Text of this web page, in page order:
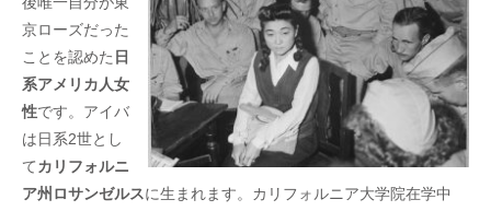
京ローズだった
ことを認めた 日
系アメリカ人女
性です。アイバ
は日系2世とし
てカリフォルニ
ア州ロサンゼルスに生まれます。カリフォルニア大学院在学中